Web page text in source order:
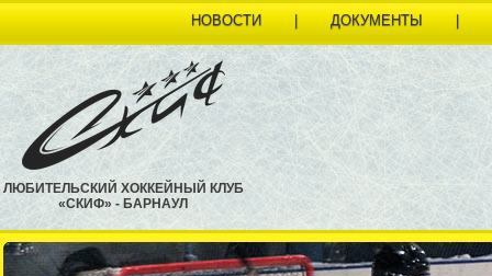
НОВОСТИ | ДОКУМЕНТЫ |
ЛЮБИТЕЛЬСКИЙ ХОККЕЙНЫЙ КЛУБ
«СКИФ» - БАРНАУЛ